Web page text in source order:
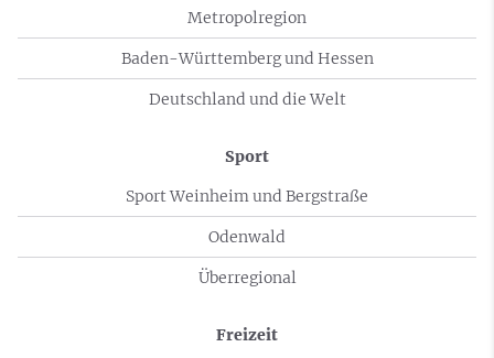
Metropolregion
Baden-Württemberg und Hessen
Deutschland und die Welt
Sport
Sport Weinheim und Bergstraße
Odenwald
Überregional
Freizeit